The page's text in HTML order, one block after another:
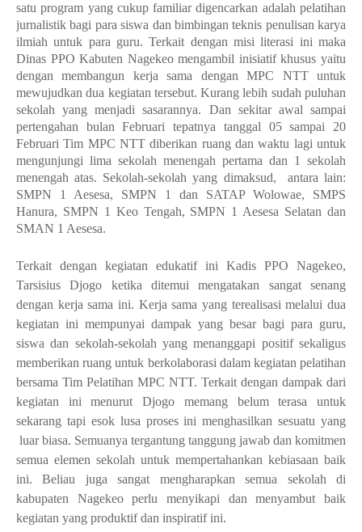
satu program yang cukup familiar digencarkan adalah pelatihan
jurnalistik bagi para siswa dan bimbingan teknis penulisan karya
ilmiah untuk para guru. Terkait dengan misi literasi ini maka
Dinas PPO Kabuten Nagekeo mengambil inisiatif khusus yaitu
dengan membangun kerja sama dengan MPC NTT untuk
mewujudkan dua kegiatan tersebut. Kurang lebih sudah puluhan
sekolah yang menjadi sasarannya. Dan sekitar awal sampai
pertengahan bulan Februari tepatnya tanggal 05 sampai 20
Februari Tim MPC NTT diberikan ruang dan waktu lagi untuk
mengunjungi lima sekolah menengah pertama dan 1 sekolah
menengah atas. Sekolah-sekolah yang dimaksud,
antara lain:
SMPN 1 Aesesa, SMPN 1 dan SATAP Wolowae, SMPS
Hanura, SMPN 1 Keo Tengah, SMPN 1 Aesesa Selatan dan
SMAN 1 Aesesa.
Terkait dengan kegiatan edukatif ini Kadis PPO Nagekeo,
Tarsisius Djogo ketika ditemui mengatakan sangat senang
dengan kerja sama ini. Kerja sama yang terealisasi melalui dua
kegiatan ini mempunyai dampak yang besar bagi para guru,
siswa dan sekolah-sekolah yang menanggapi positif sekaligus
memberikan ruang untuk berkolaborasi dalam kegiatan pelatihan
bersama Tim Pelatihan MPC NTT. Terkait dengan dampak dari
kegiatan ini menurut Djogo memang belum terasa untuk
sekarang tapi esok lusa proses ini menghasilkan sesuatu yang
luar biasa. Semuanya tergantung tanggung jawab dan komitmen
semua elemen sekolah untuk mempertahankan kebiasaan baik
ini. Beliau juga sangat mengharapkan semua sekolah di
kabupaten Nagekeo perlu menyikapi dan menyambut baik
kegiatan yang produktif dan inspiratif ini.